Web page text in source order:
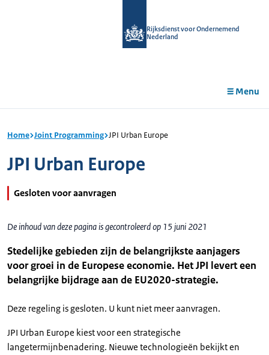
Rijksdienst voor Ondernemend
Nederland
Menu
Home Joint Programming JPI Urban Europe
JPI Urban Europe
Gesloten voor aanvragen
De inhoud van deze pagina is gecontroleerd op 15 juni 2021
Stedelijke gebieden zijn de belangrijkste aanjagers
voor groei in de Europese economie. Het JPI levert een
belangrijke bijdrage aan de EU2020-strategie.
Deze regeling is gesloten. U kunt niet meer aanvragen.
JPI Urban Europe kiest voor een strategische
langetermijnbenadering. Nieuwe technologieën bekijkt en